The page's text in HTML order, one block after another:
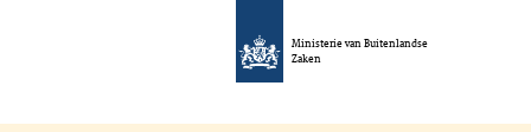
Ministerie van Buitenlandse
Zaken